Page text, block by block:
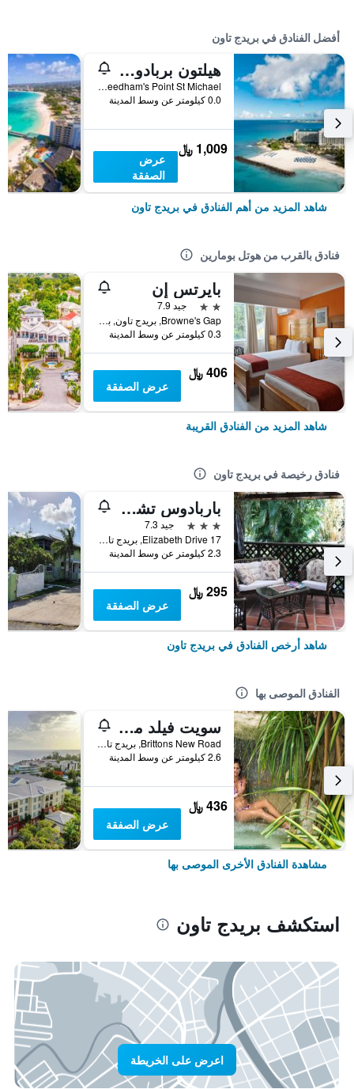
أفضل الفنادق في بريدج تاون
هيلتون بربادوس ريزورت
Needham's Point St Michael, بريدج تاون, بربادوس
0.0 كيلومتر عن وسط المدينة
1,009 ﷼
عرض
الصفقة
شاهد المزيد من أهم الفنادق في بريدج تاون
فنادق بالقرب من هوتل بومارين
بايرتس إن
2 نجمتين
جيد 7.9
Browne's Gap, بريدج تاون, بربادوس
0.3 كيلومتر عن وسط المدينة
406 ﷼
عرض الصفقة
شاهد المزيد من الفنادق القريبة
فنادق رخيصة في بريدج تاون
باربادوس تشي جيست هاوس
3 نجوم
جيد 7.3
17 Elizabeth Drive, بريدج تاون, بربادوس
2.3 كيلومتر عن وسط المدينة
295 ﷼
عرض الصفقة
شاهد أرخص الفنادق في بريدج تاون
الفنادق الموصى بها
سويت فيلد مانور
Brittons New Road, بريدج تاون, بربادوس
2.6 كيلومتر عن وسط المدينة
436 ﷼
عرض الصفقة
مشاهدة الفنادق الأخرى الموصى بها
استكشف بريدج تاون
اعرض على الخريطة